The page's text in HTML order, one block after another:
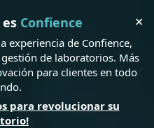
Confience
experiencia de Confience,
de laboratorios. Más
para clientes en todo
para revolucionar su
✕